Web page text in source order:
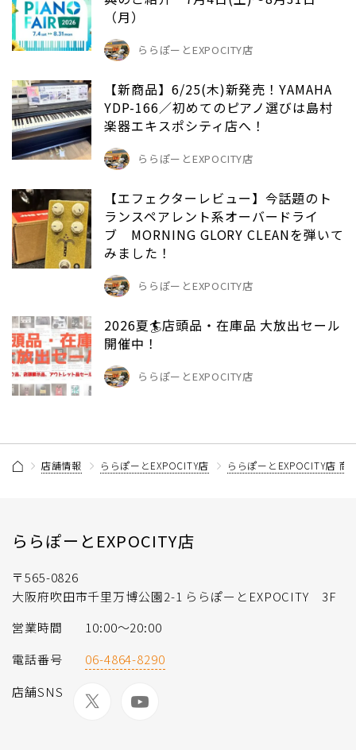
（月）
ららぽーとEXPOCITY店
【新商品】6/25(木)新発売！YAMAHA
YDP-166／初めてのピアノ選びは島村
楽器エキスポシティ店へ！
ららぽーとEXPOCITY店
【エフェクターレビュー】今話題のト
ランスペアレント系オーバードライ
ブ MORNING GLORY CLEANを弾いて
みました！
ららぽーとEXPOCITY店
2026夏🏄店頭品・在庫品 大放出セール
開催中！
ららぽーとEXPOCITY店
店舗情報 ららぽーとEXPOCITY店 ららぽーとEXPOCITY店 商
ららぽーとEXPOCITY店
〒565-0826
大阪府吹田市千里万博公園2-1 ららぽーとEXPOCITY 3F
営業時間
10:00〜20:00
電話番号
06-4864-8290
店舗SNS